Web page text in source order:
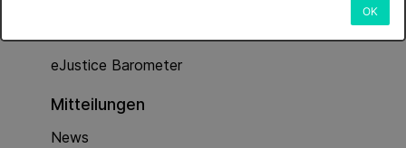
OK
eJustice Barometer
Mitteilungen
News